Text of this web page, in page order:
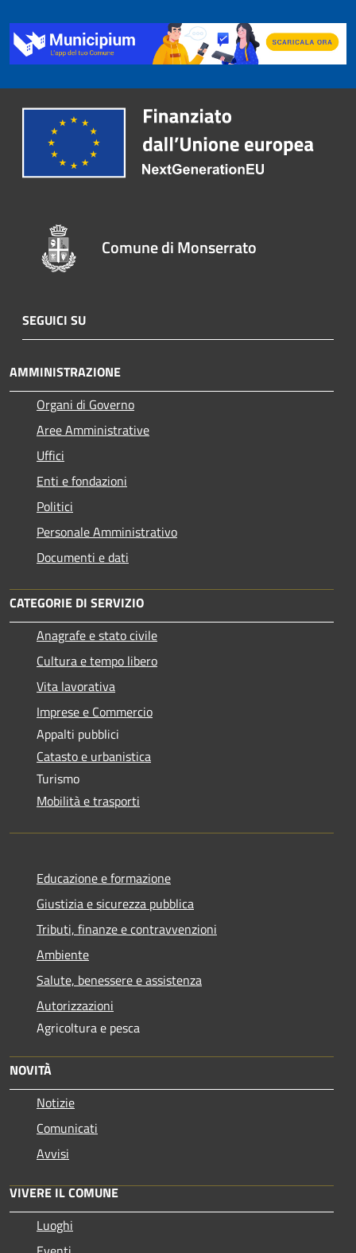
Comune di Monserrato
SEGUICI SU
AMMINISTRAZIONE
Organi di Governo
Aree Amministrative
Uffici
Enti e fondazioni
Politici
Personale Amministrativo
Documenti e dati
CATEGORIE DI SERVIZIO
Anagrafe e stato civile
Cultura e tempo libero
Vita lavorativa
Imprese e Commercio
Appalti pubblici
Catasto e urbanistica
Turismo
Mobilità e trasporti
Educazione e formazione
Giustizia e sicurezza pubblica
Tributi, finanze e contravvenzioni
Ambiente
Salute, benessere e assistenza
Autorizzazioni
Agricoltura e pesca
NOVITÀ
Notizie
Comunicati
Avvisi
VIVERE IL COMUNE
Luoghi